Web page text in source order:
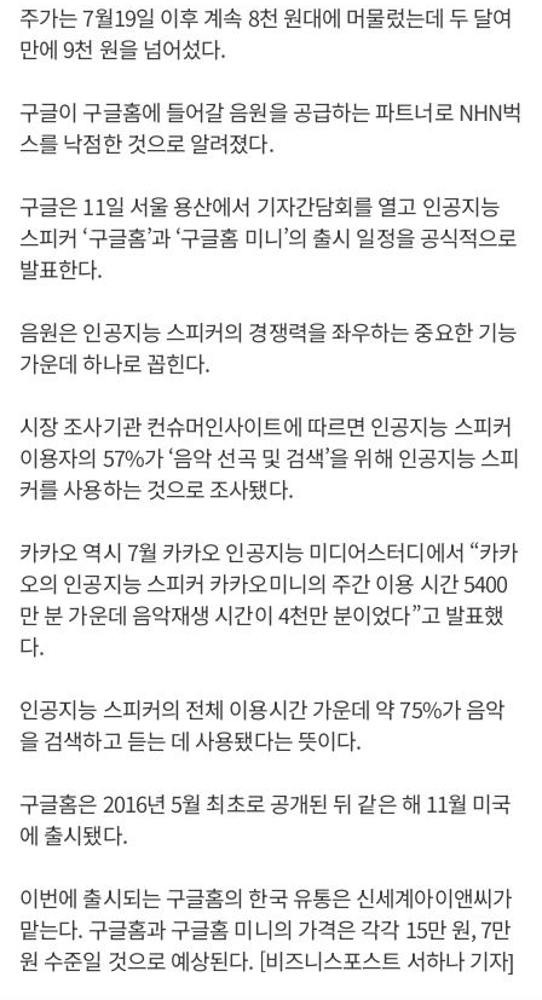
주가는 7월19일 이후 계속 8천 원대에 머물렀는데 두 달여
만에 9천 원을 넘어섰다.
구글이 구글홈에 들어갈 음원을 공급하는 파트너로 NHN벅
스를 낙점한 것으로 알려졌다.
구글은 11일 서울 용산에서 기자간담회를 열고 인공지능
스피커 ‘구글홈’과 ‘구글홈 미니’의 출시 일정을 공식적으로
발표한다.
음원은 인공지능 스피커의 경쟁력을 좌우하는 중요한 기능
가운데 하나로 꼽힌다.
시장 조사기관 컨슈머인사이트에 따르면 인공지능 스피커
이용자의 57%가 ‘음악 선곡 및 검색’을 위해 인공지능 스피
커를 사용하는 것으로 조사됐다.
카카오 역시 7월 카카오 인공지능 미디어스터디에서 “카카
오의 인공지능 스피커 카카오미니의 주간 이용 시간 5400
만 분 가운데 음악재생 시간이 4천만 분이었다”고 발표했
다.
인공지능 스피커의 전체 이용시간 가운데 약 75%가 음악
을 검색하고 듣는 데 사용됐다는 뜻이다.
구글홈은 2016년 5월 최초로 공개된 뒤 같은 해 11월 미국
에 출시됐다.
이번에 출시되는 구글홈의 한국 유통은 신세계아이앤씨가
맡는다. 구글홈과 구글홈 미니의 가격은 각각 15만 원, 7만
원 수준일 것으로 예상된다. [비즈니스포스트 서하나 기자]